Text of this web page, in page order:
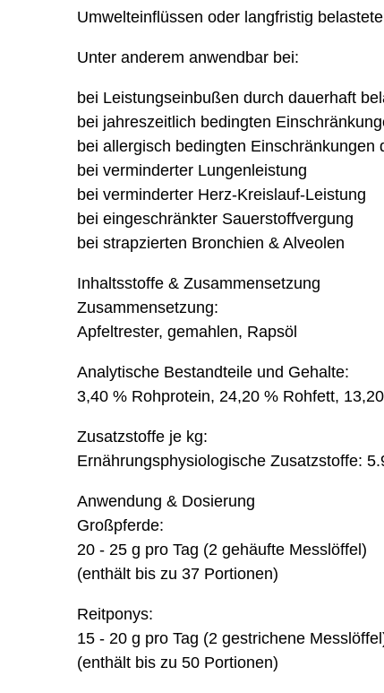
Umwelteinflüssen oder langfristig
Unter anderem anwendbar bei:
bei Leistungseinbußen durch dauerhaft
bei jahreszeitlich bedingten
bei allergisch bedingten Einschränkungen
bei verminderter Lungenleistung
bei verminderter Herz-Kreislauf-Leistung
bei eingeschränkter Sauerstoffvergung
bei strapzierten Bronchien & Alveolen
Inhaltsstoffe & Zusammensetzung
Zusammensetzung:
Apfeltrester, gemahlen, Rapsöl
Analytische Bestandteile und Gehalte:
3,40 % Rohprotein, 24,20 % Rohfett,
Zusatzstoffe je kg:
Ernährungsphysiologische Zusatzstoffe:
Anwendung & Dosierung
Großpferde:
20 - 25 g pro Tag (2 gehäufte Messlöffel)
(enthält bis zu 37 Portionen)
Reitponys:
15 - 20 g pro Tag (2 gestrichene
(enthält bis zu 50 Portionen)